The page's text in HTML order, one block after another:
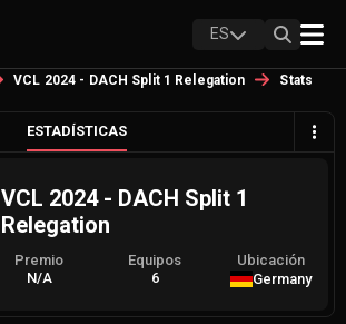
ES
VCL 2024 - DACH Split 1 Relegation Stats
ESTADÍSTICAS
VCL 2024 - DACH Split 1
Relegation
Premio
N/A
Equipos
6
Ubicación
Germany